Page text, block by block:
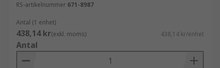
RS-artikelnummer 671-8987
Antal (1 enhet)
438,14 kr(exkl. moms) 438,14 kr/enhet
Antal